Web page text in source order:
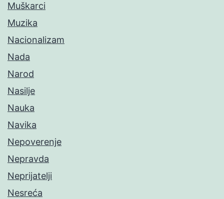
Muškarci
Muzika
Nacionalizam
Nada
Narod
Nasilje
Nauka
Navika
Nepoverenje
Nepravda
Neprijatelji
Nesreća